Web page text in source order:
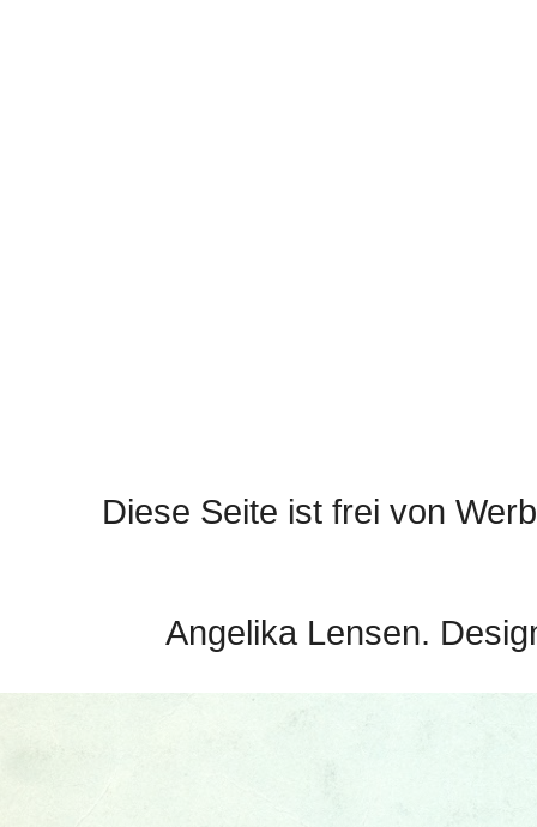
Diese Seite ist frei von
Angelika Lensen.